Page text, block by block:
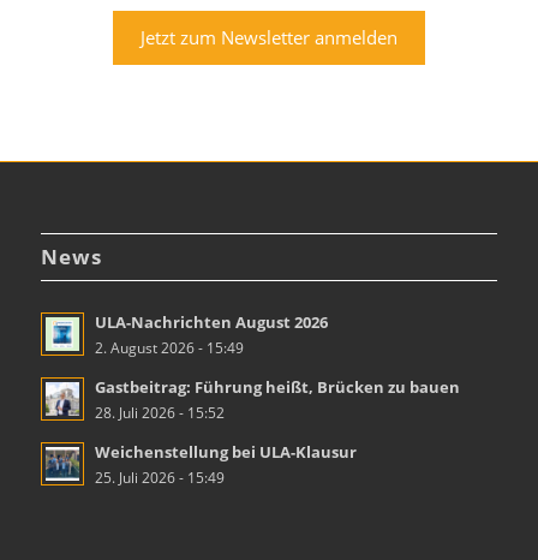
Jetzt zum Newsletter anmelden
News
ULA-Nachrichten August 2026
2. August 2026 - 15:49
Gastbeitrag: Führung heißt, Brücken zu bauen
28. Juli 2026 - 15:52
Weichenstellung bei ULA-Klausur
25. Juli 2026 - 15:49